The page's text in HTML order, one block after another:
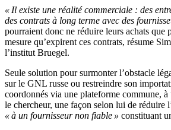
« Il existe une réalité commerciale : des
des contrats à long terme avec des
pourraient donc ne réduire leurs achats que
mesure qu’expirent ces contrats, résume
l’institut Bruegel.
Seule solution pour surmonter l’obstacle
sur le GNL russe ou restreindre son
coordonnés via une plateforme commune,
le chercheur, une façon selon lui de réduire
« à un fournisseur non fiable » constituant